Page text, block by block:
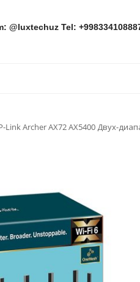
@luxtechuz Tel:
Link Archer AX72 AX5400 Двух-